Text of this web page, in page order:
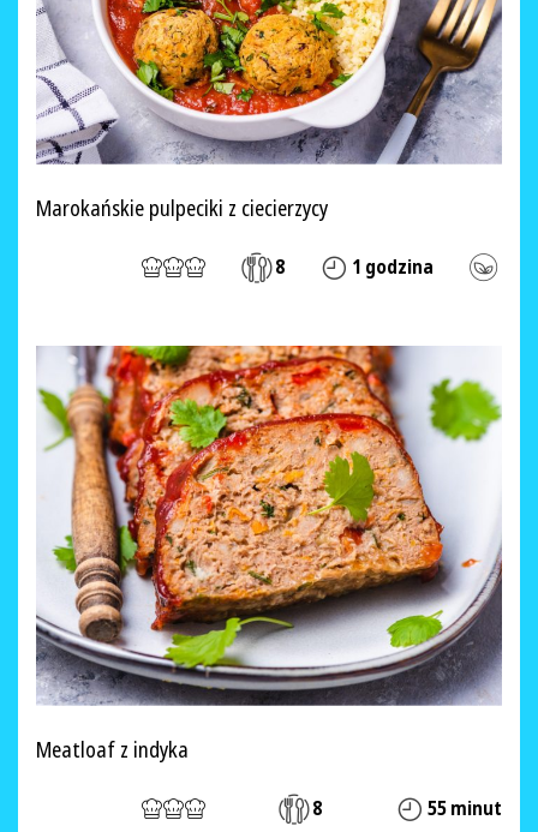
Marokańskie pulpeciki z ciecierzycy
8 1 godzina
Meatloaf z indyka
8 55 minut